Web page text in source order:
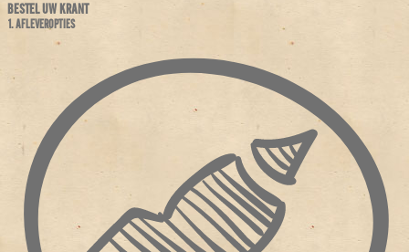
BESTEL UW KRANT
1. AFLEVEROPTIES